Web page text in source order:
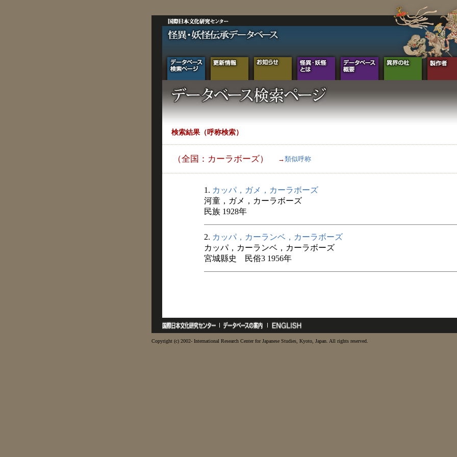
検索結果（呼称検索）
（全国：カーラボーズ） →類似呼称
1. カッパ，ガメ，カーラボーズ
河童，ガメ，カーラボーズ
民族 1928年
2. カッパ，カーランベ，カーラボーズ
カッパ，カーランベ，カーラボーズ
宮城縣史 民俗3 1956年
Copyright (c) 2002- International Research Center for Japanese Studies, Kyoto, Japan. All rights reserved.